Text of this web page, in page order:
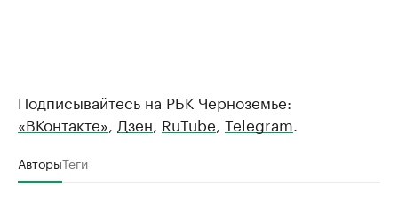
Подписывайтесь на РБК Черноземье:
«ВКонтакте», Дзен, RuTube, Telegram.
АвторыТеги